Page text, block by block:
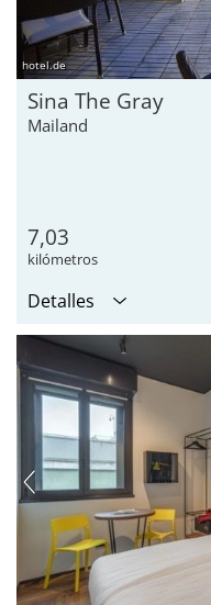
hotel.de
Sina The Gray
Mailand
7,03
kilómetros
Detalles